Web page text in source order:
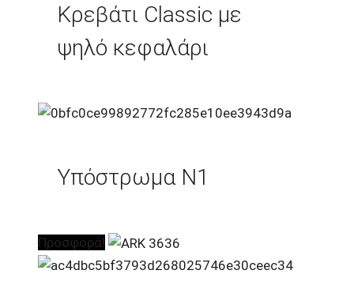
Κρεβάτι Classic με
ψηλό κεφαλάρι
Υπόστρωμα Ν1
Προσφορά!